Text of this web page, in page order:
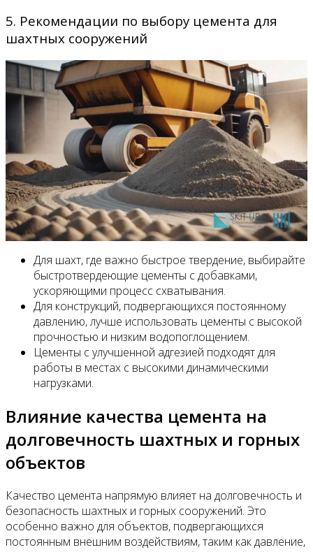
5. Рекомендации по выбору цемента для
шахтных сооружений
Для шахт, где важно быстрое твердение, выбирайте
быстротвердеющие цементы с добавками,
ускоряющими процесс схватывания.
Для конструкций, подвергающихся постоянному
давлению, лучше использовать цементы с высокой
прочностью и низким водопоглощением.
Цементы с улучшенной адгезией подходят для
работы в местах с высокими динамическими
нагрузками.
Влияние качества цемента на
долговечность шахтных и горных
объектов
Качество цемента напрямую влияет на долговечность и
безопасность шахтных и горных сооружений. Это
особенно важно для объектов, подвергающихся
постоянным внешним воздействиям, таким как давление,